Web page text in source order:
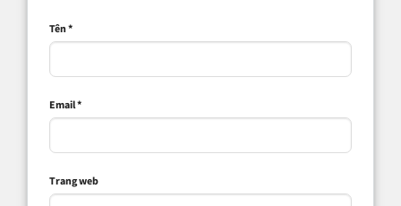
Tên*
Email*
Trang web